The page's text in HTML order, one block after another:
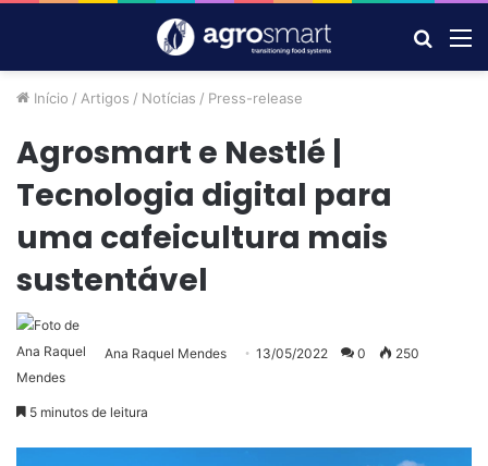
por
Início / Artigos / Notícias / Press-release
Agrosmart e Nestlé |
Tecnologia digital para
uma cafeicultura mais
sustentável
Ana Raquel Mendes 13/05/2022 0 250
5 minutos de leitura